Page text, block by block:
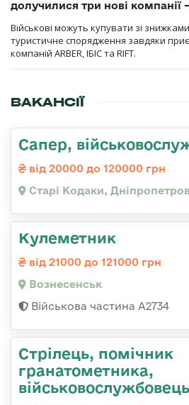
долучилися три нові
Військові можуть купувати зі
туристичне спорядження завдяки
компаній ARBER, ІБІС та RIFT.
ВАКАНСІЇ
Сапер,
від 20000 до 120000 грн
Старі Кодаки,
Кулеметник
від 21000 до 121000 грн
Вознесенськ
Військова частина А2734
Стpілець, помічник
гpанатометника,
військовослужбовець